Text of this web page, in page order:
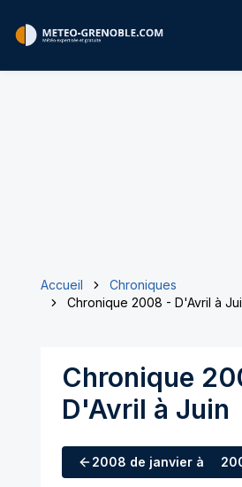
Accueil
Chroniques
Chronique 2008 - D'Avril à
Chronique
D'Avril à Juin
2008 de janvier à mars